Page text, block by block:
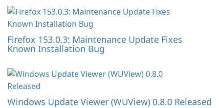
Firefox 153.0.3: Maintenance Update Fixes
Known Installation Bug
Windows Update Viewer (WUView) 0.8.0 Released